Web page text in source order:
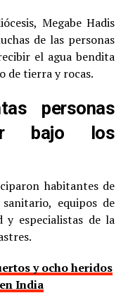
Megabe Hadis
de las personas
el agua bendita
de tierra y rocas.
personas
bajo los
habitantes de
equipos de
y especialistas de la
y ocho heridos
India